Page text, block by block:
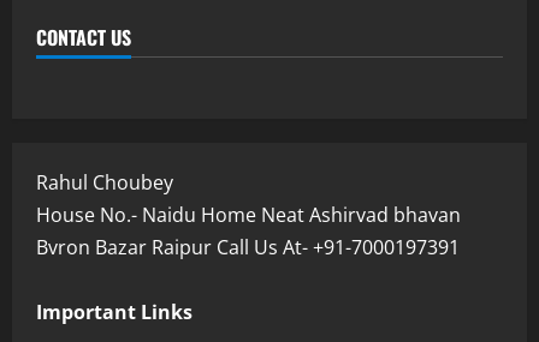
CONTACT US
Rahul Choubey
House No.- Naidu Home Neat Ashirvad bhavan
Bvron Bazar Raipur Call Us At- +91-7000197391
Important Links